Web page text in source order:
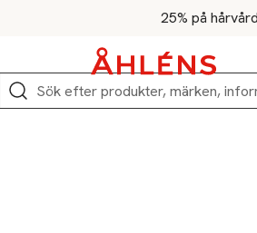
25% på
Sök